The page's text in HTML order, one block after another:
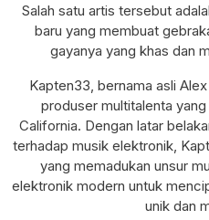
Salah satu artis tersebut
baru yang membuat
gayanya yang khas dan
Kapten33, bernama asli
produser multitalenta
California. Dengan latar
terhadap musik elektronik,
yang memadukan unsur
elektronik modern untuk
unik dan